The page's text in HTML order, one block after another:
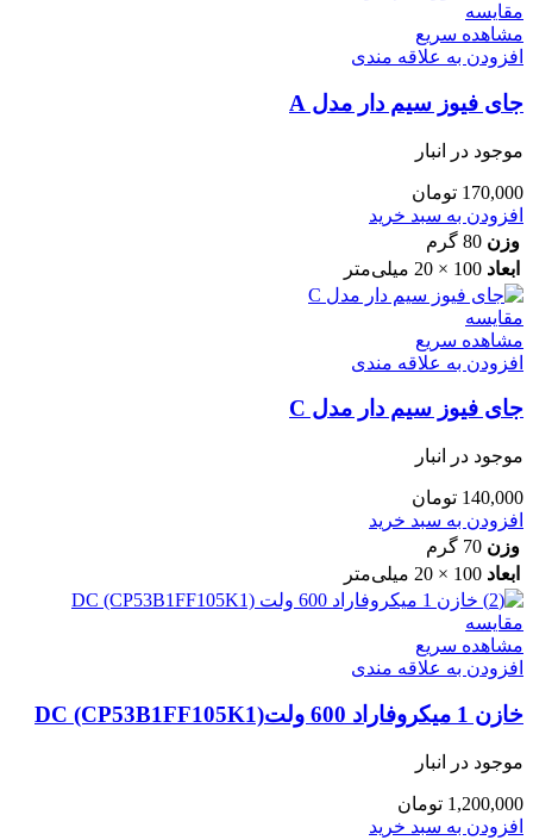
مقایسه
مشاهده سریع
افزودن به علاقه مندی
جای فیوز سیم دار مدل A
موجود در انبار
170,000 تومان
افزودن به سبد خرید
وزن 80 گرم
ابعاد 100 × 20 میلی‌متر
مقایسه
مشاهده سریع
افزودن به علاقه مندی
جای فیوز سیم دار مدل C
موجود در انبار
140,000 تومان
افزودن به سبد خرید
وزن 70 گرم
ابعاد 100 × 20 میلی‌متر
مقایسه
مشاهده سریع
افزودن به علاقه مندی
خازن 1 میکروفاراد 600 ولتDC (CP53B1FF105K1)
موجود در انبار
1,200,000 تومان
افزودن به سبد خرید